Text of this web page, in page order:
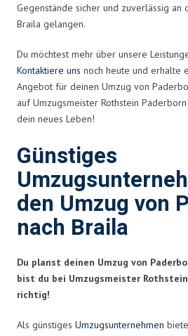
Gegenstände sicher und zuverlässig an
Braila gelangen.
Du möchtest mehr über unsere
Kontaktiere uns noch heute und erhalte
Angebot für deinen Umzug von
auf Umzugsmeister Rothstein
dein neues Leben!
Günstiges
den Umzug von
nach Braila
Du planst deinen Umzug von
bist du bei Umzugsmeister
richtig!
Als günstiges Umzugsunternehmen